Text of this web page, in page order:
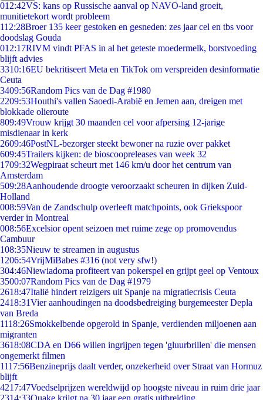
012:42VS: kans op Russische aanval op NAVO-land groeit,
munitietekort wordt probleem
112:28Broer 135 keer gestoken en gesneden: zes jaar cel en tbs voor
doodslag Gouda
012:17RIVM vindt PFAS in al het geteste moedermelk, borstvoeding
blijft advies
3310:16EU bekritiseert Meta en TikTok om verspreiden desinformatie
Ceuta
3409:56Random Pics van de Dag #1980
2209:53Houthi's vallen Saoedi-Arabië en Jemen aan, dreigen met
blokkade olieroute
809:49Vrouw krijgt 30 maanden cel voor afpersing 12-jarige
misdienaar in kerk
2609:46PostNL-bezorger steekt bewoner na ruzie over pakket
609:45Trailers kijken: de bioscoopreleases van week 32
1709:32Wegpiraat scheurt met 146 km/u door het centrum van
Amsterdam
509:28Aanhoudende droogte veroorzaakt scheuren in dijken Zuid-
Holland
008:59Van de Zandschulp overleeft matchpoints, ook Griekspoor
verder in Montreal
008:56Excelsior opent seizoen met ruime zege op promovendus
Cambuur
108:35Nieuw te streamen in augustus
1206:54VrijMiBabes #316 (not very sfw!)
304:46Niewiadoma profiteert van pokerspel en grijpt geel op Ventoux
3500:07Random Pics van de Dag #1979
2618:47Italië hindert reizigers uit Spanje na migratiecrisis Ceuta
2418:31Vier aanhoudingen na doodsbedreiging burgemeester Depla
van Breda
1118:26Smokkelbende opgerold in Spanje, verdienden miljoenen aan
migranten
3618:08CDA en D66 willen ingrijpen tegen 'gluurbrillen' die mensen
ongemerkt filmen
1117:56Benzineprijs daalt verder, onzekerheid over Straat van Hormuz
blijft
4217:47Voedselprijzen wereldwijd op hoogste niveau in ruim drie jaar
2314:33Quake krijgt na 30 jaar een gratis uitbreiding